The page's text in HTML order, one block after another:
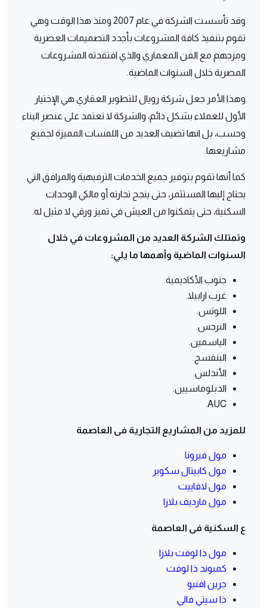
وقد تأسست الشركة في عام 2007 ومنذ هذا الوقت وهي
تقوم بتنفيذ كافة المشروعات بأجدد التصميمات العصرية
ومزجهم مع الفن المعماري والذي افتقدته المشروعات
المصرية خلال السنوات الماضية.
وهذا الأمر جعل شركة رويال للتطوير العقاري هي الإختيار
الأول للعملاء بشكل دائم، والشركة لا تعتمد على عنصر البناء
وحسب، بل انها تضيف العديد من اللمسات المميزة لجميع
مشاريعها.
كما أنها تقوم بتوفير جميع الخدمات الترفيهية والمرافق التي
يحتاج إليها المستثمر، حتى ينجح تجارته أو مالكي الوحدات
السكنية، حتى يتمكنوا من العيش في تميز ورقي لا مثيل له.
وتمتلك الشركة العديد من المشروعات في خلال
السنوات الماضية وأهمها ما يلي:
جنوب الأكاديمية.
غرب ارابيلا.
اللوتس.
النرجس.
الياسمين.
البنفسج.
الأندلس.
الدبلوماسيين.
AUC.
للمزيد من المشاريع التجارية فى العاصمة
مول فيرونا
مول كابيتال سكوير
مول لافاييت
مول مارديف بلازا
ع السكنية فى العاصمة
مول ذا لوفت بلازا
كمبوند ذا لوفت
جرين افنيو
ذا سيتي فالي